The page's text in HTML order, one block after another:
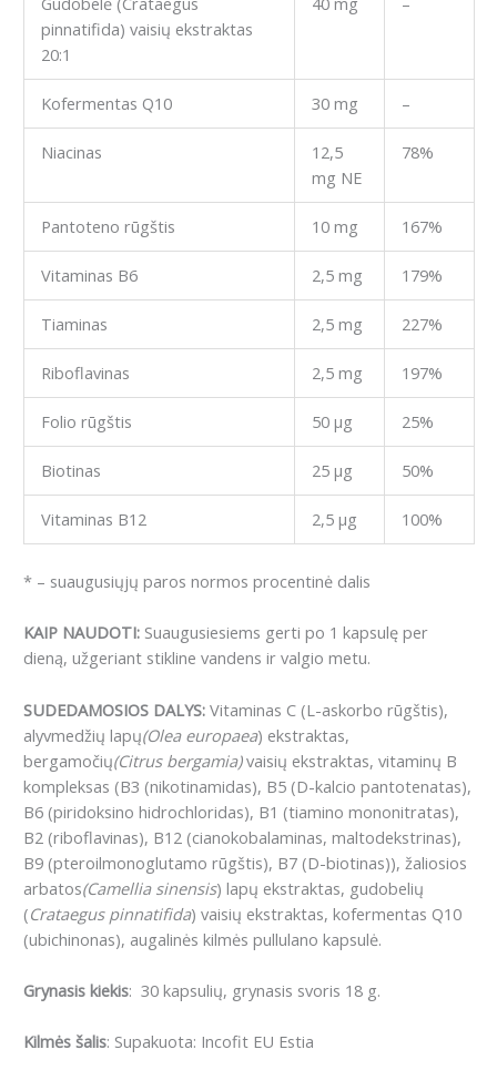
pinnatifida) vaisių ekstraktas
20:1
Kofermentas Q10 30 mg –
Niacinas
12,5
mg NE
78%
Pantoteno rūgštis 10 mg 167%
Vitaminas B6 2,5 mg 179%
Tiaminas 2,5 mg 227%
Riboflavinas 2,5 mg 197%
Folio rūgštis 50 μg 25%
Biotinas 25 μg 50%
Vitaminas B12 2,5 μg 100%
* – suaugusiųjų paros normos procentinė dalis
KAIP NAUDOTI: Suaugusiesiems gerti po 1 kapsulę per
dieną, užgeriant stikline vandens ir valgio metu.
SUDEDAMOSIOS DALYS: Vitaminas C (L-askorbo rūgštis),
alyvmedžių lapų(Olea europaea) ekstraktas,
bergamočių(Citrus bergamia)vaisių ekstraktas, vitaminų B
kompleksas (B3 (nikotinamidas), B5 (D-kalcio pantotenatas),
B6 (piridoksino hidrochloridas), B1 (tiamino mononitratas),
B2 (riboflavinas), B12 (cianokobalaminas, maltodekstrinas),
B9 (pteroilmonoglutamo rūgštis), B7 (D-biotinas)), žaliosios
arbatos(Camellia sinensis) lapų ekstraktas, gudobelių
(Crataegus pinnatifida) vaisių ekstraktas, kofermentas Q10
(ubichinonas), augalinės kilmės pullulano kapsulė.
Grynasis kiekis: 30 kapsulių, grynasis svoris 18 g.
Kilmės šalis: Supakuota: Incofit EU Estia